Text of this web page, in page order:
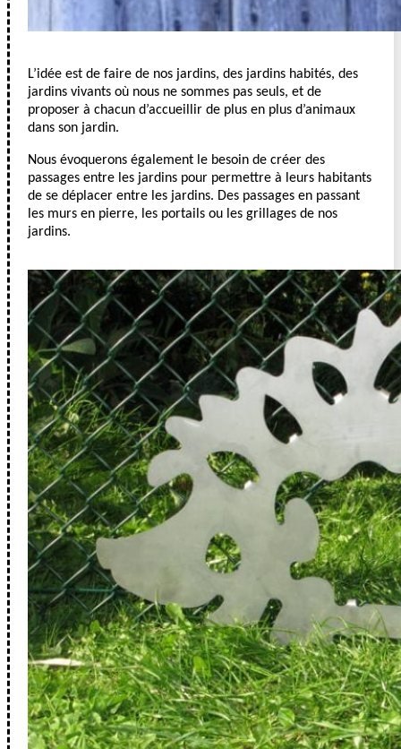
L’idée est de faire de nos jardins, des jardins habités, des
jardins vivants où nous ne sommes pas seuls, et de
proposer à chacun d’accueillir de plus en plus d’animaux
dans son jardin.
Nous évoquerons également le besoin de créer des
passages entre les jardins pour permettre à leurs habitants
de se déplacer entre les jardins. Des passages en passant
les murs en pierre, les portails ou les grillages de nos
jardins.